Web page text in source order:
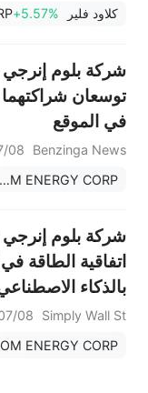
كلاود فلير
+5.57%
شركة بلوم
توسعان
في الموقع
Benzinga News
14:18
BLOOM ENERGY CORP
اتفاقية الطاقة
بالذكاء
فريمونت المصغرة
Simply Wall St
08 16:45